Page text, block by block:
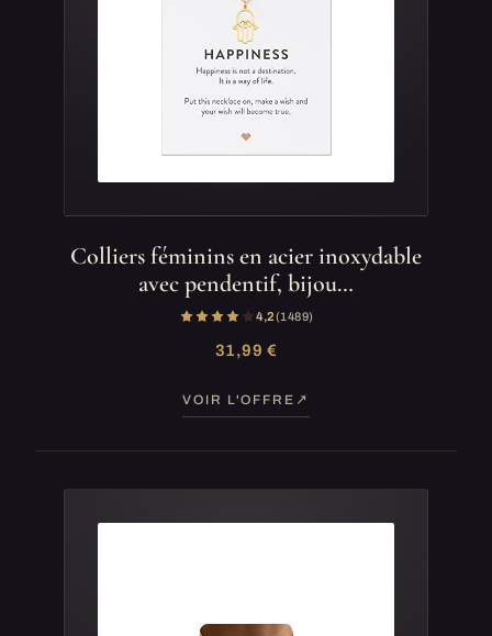
Colliers féminins en acier inoxydable
avec pendentif, bijou…
4,2(1 489)
31,99 €
VOIR L'OFFRE